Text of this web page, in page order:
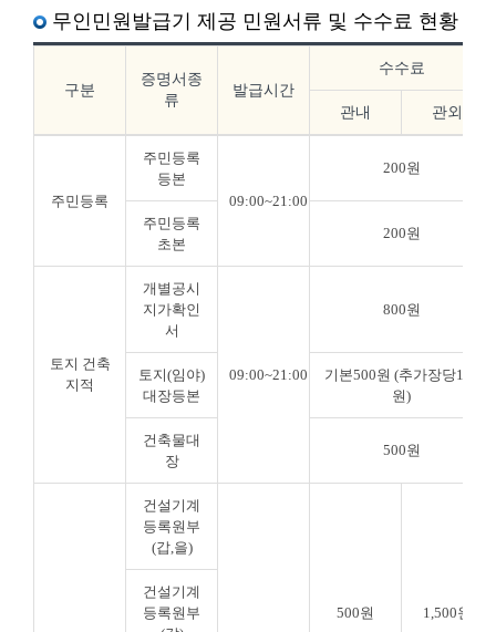
무인민원발급기 제공 민원서류 및 수수료 현황
구분
증명서종
류
발급시간
수수료
관내 관외
주민등록
주민등록
등본
09:00~21:00
200원
주민등록
초본
200원
토지 건축
지적
개별공시
지가확인
서
09:00~21:00
800원
토지(임야)
대장등본
기본500원 (추가장당100
원)
건축물대
장
500원
건설기계
등록원부
(갑,을)
500원 1,500원
건설기계
등록원부